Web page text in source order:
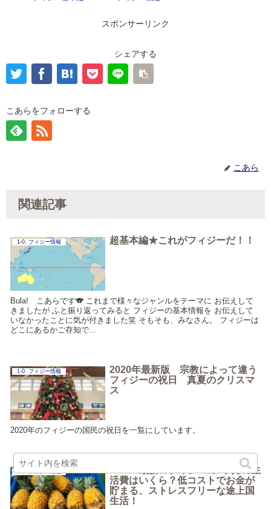
スポンサーリンク
シェアする
こあらをフォローする
こあら
関連記事
1-0. フィジー情報 超基本編★これがフィジーだ！！
Bula! こあらです🐨 これまで様々なジャンルをテーマに お伝えして
きましたが ふと振り返ってみると フィジーの基本情報を お伝えして
いなかったことに気が付きました笑 そもそも、みなさん。 フィジーは
どこにあるかご存知で...
1-0. フィジー情報
2020年最新版 宗教によって違う
フィジーの祝日 真夏のクリスマ
ス
2020年のフィジーの国民の祝日を一覧にしています。
2020/2最新★フィジーの1ヶ月の生
活費はいくら？低コストでお金が
貯まる、ストレスフリーな途上国
生活！